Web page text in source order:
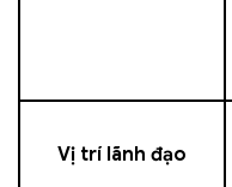
Vị trí lãnh đạo